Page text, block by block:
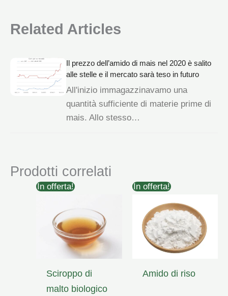
Related Articles
Il prezzo dell’amido di mais nel 2020 è salito
alle stelle e il mercato sarà teso in futuro
All'inizio immagazzinavamo una
quantità sufficiente di materie prime di
mais. Allo stesso…
Prodotti correlati
In offerta!
Sciroppo di
malto biologico
In offerta!
Amido di riso